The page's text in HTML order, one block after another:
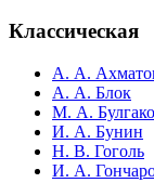
Классическая
А. А.
А. А. Блок
М. А.
И. А. Бунин
Н. В. Гоголь
И. А.